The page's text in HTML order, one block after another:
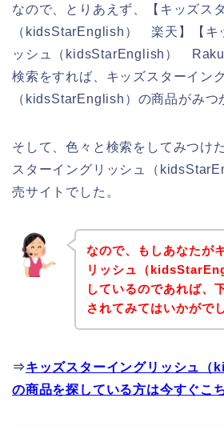
なので、とりあえず、【キッズス
（kidsStarEnglish） 楽天】【キ
ッシュ（kidsStarEnglish）
検索をすれば、キッズスターイン
（kidsStarEnglish）の商品がみつ
そして、色々と検索をしてみつけ
スターイングリッシュ（
売サイトでした。
なので、もしあなたが
リッシュ（
しているのであれば、
されてみてはいかがで
⇒キッズスターイングリッシュ（
の商品を探している方は今すぐこ